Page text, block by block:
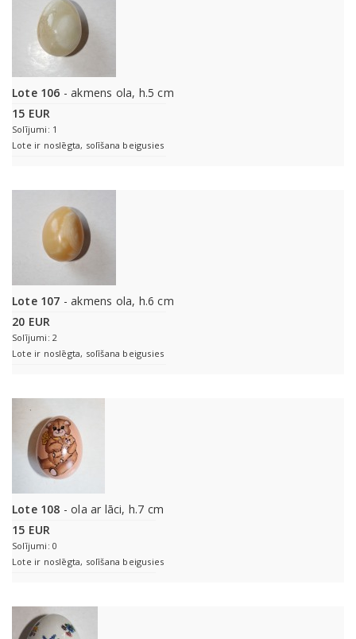
Lote 106 - akmens ola, h.5 cm
15 EUR
Solījumi: 1
Lote ir noslēgta, solīšana beigusies
Lote 107 - akmens ola, h.6 cm
20 EUR
Solījumi: 2
Lote ir noslēgta, solīšana beigusies
Lote 108 - ola ar lāci, h.7 cm
15 EUR
Solījumi: 0
Lote ir noslēgta, solīšana beigusies